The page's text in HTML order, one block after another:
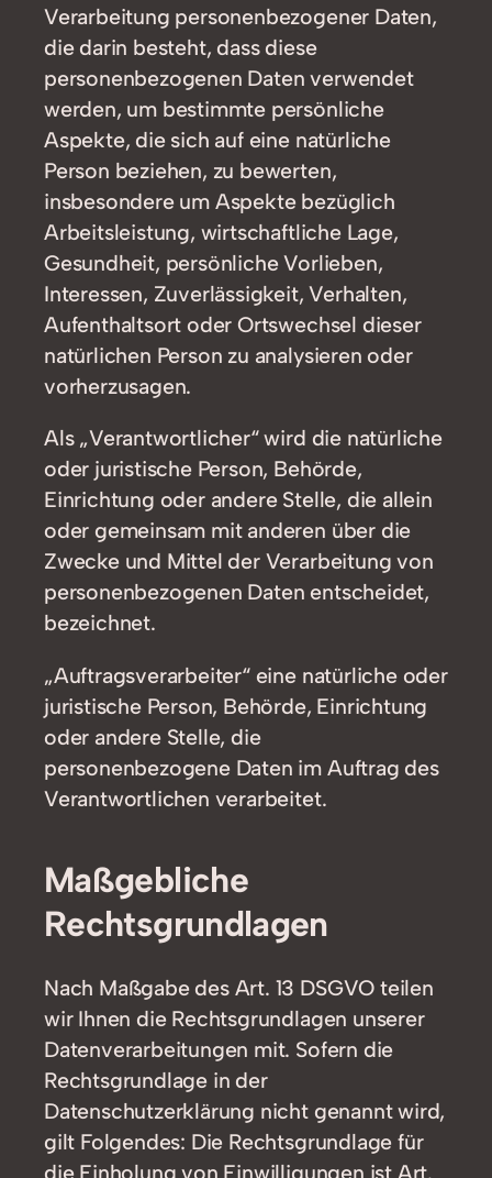
Verarbeitung personenbezogener Daten,
die darin besteht, dass diese
personenbezogenen Daten verwendet
werden, um bestimmte persönliche
Aspekte, die sich auf eine natürliche
Person beziehen, zu bewerten,
insbesondere um Aspekte bezüglich
Arbeitsleistung, wirtschaftliche Lage,
Gesundheit, persönliche Vorlieben,
Interessen, Zuverlässigkeit, Verhalten,
Aufenthaltsort oder Ortswechsel dieser
natürlichen Person zu analysieren oder
vorherzusagen.
Als „Verantwortlicher“ wird die natürliche
oder juristische Person, Behörde,
Einrichtung oder andere Stelle, die allein
oder gemeinsam mit anderen über die
Zwecke und Mittel der Verarbeitung von
personenbezogenen Daten entscheidet,
bezeichnet.
„Auftragsverarbeiter“ eine natürliche oder
juristische Person, Behörde, Einrichtung
oder andere Stelle, die
personenbezogene Daten im Auftrag des
Verantwortlichen verarbeitet.
Maßgebliche
Rechtsgrundlagen
Nach Maßgabe des Art. 13 DSGVO teilen
wir Ihnen die Rechtsgrundlagen unserer
Datenverarbeitungen mit. Sofern die
Rechtsgrundlage in der
Datenschutzerklärung nicht genannt wird,
gilt Folgendes: Die Rechtsgrundlage für
die Einholung von Einwilligungen ist Art.